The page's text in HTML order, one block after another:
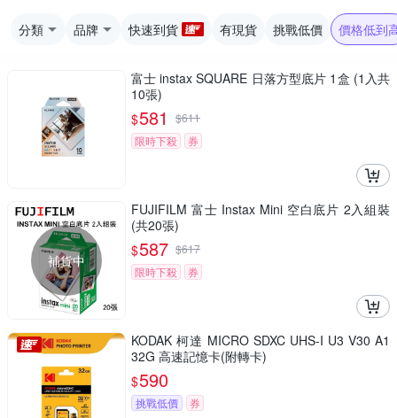
分類 品牌 快速到貨 有現貨 挑戰低價 價格低到
富士 instax SQUARE 日落方型底片 1盒 (1入共
10張)
$581 $611
限時下殺
券
補貨中
FUJIFILM 富士 Instax Mini 空白底片 2入組裝
(共20張)
$587 $617
限時下殺
券
KODAK 柯達 MICRO SDXC UHS-I U3 V30 A1
32G 高速記憶卡(附轉卡)
$590
挑戰低價 券